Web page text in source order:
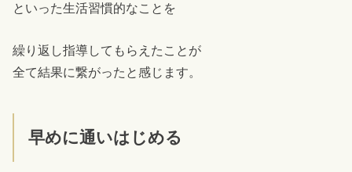
といった生活習慣的なことを
繰り返し指導してもらえたことが
全て結果に繋がったと感じます。
早めに通いはじめる